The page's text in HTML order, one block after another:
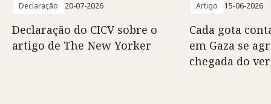
Declaração 20-07-2026
Declaração do CICV sobre o
artigo de The New Yorker
Artigo 15-06-2026
Cada gota
em Gaza se
chegada do